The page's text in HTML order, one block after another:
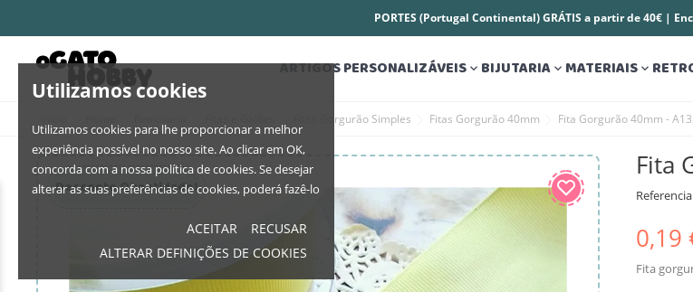
Utilizamos cookies
Utilizamos cookies para lhe proporcionar a melhor
experiência possível no nosso site. Ao clicar em OK,
concorda com a nossa política de cookies. Se desejar
alterar as suas preferências de cookies, poderá fazê-lo
ACEITAR
RECUSAR
ALTERAR DEFINIÇÕES DE COOKIES
PORTES (Portugal Continental) GRÁTIS a partir de 40€ |
ARTIGOS PERSONALIZÁVEIS BIJUTARIA MATERIAIS
Fitas Gorgurão Simples Fitas Gorgurão 40mm Fita Gorgurão 40mm -
Desconto Quantidade!
Fita
Referencia
0,19
Fita